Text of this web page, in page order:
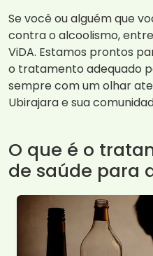
Se você ou alguém que
contra o alcoolismo,
ViDA. Estamos prontos
o tratamento adequado
sempre com um olhar
Ubirajara e sua
O que é o
de saúde para